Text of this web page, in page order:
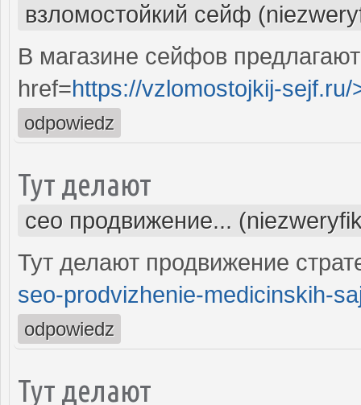
взломостойкий сейф
В магазине сейфов
href=https://vzlomostojkij-sejf.ru/
odpowiedz
Тут делают
сео продвижение...
Тут делают продвижение
seo-prodvizhenie-medicinskih-
odpowiedz
Тут делают